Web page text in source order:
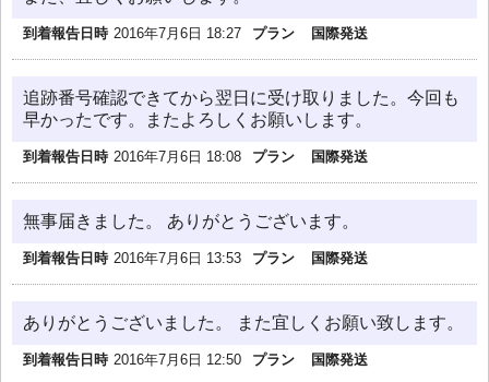
到着報告日時 2016年7月6日 18:27 プラン 国際発送
追跡番号確認できてから翌日に受け取りました。今回も
早かったです。またよろしくお願いします。
到着報告日時 2016年7月6日 18:08 プラン 国際発送
無事届きました。 ありがとうございます。
到着報告日時 2016年7月6日 13:53 プラン 国際発送
ありがとうございました。 また宜しくお願い致します。
到着報告日時 2016年7月6日 12:50 プラン 国際発送